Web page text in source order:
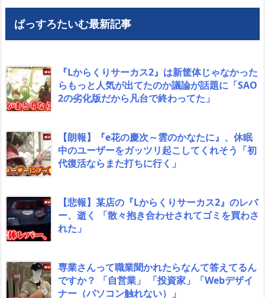
ぱっすろたいむ最新記事
『Lからくりサーカス2』は新筐体じゃなかった
らもっと人気が出てたのか議論が話題に「SAO
2の劣化版だから凡台で終わってた」
【朗報】『e花の慶次～雲のかなたに』、休眠
中のユーザーをガッツリ起こしてくれそう「初
代復活ならまた打ちに行く」
【悲報】某店の『Lからくりサーカス2』のレバ
ー、逝く 「散々抱き合わせされてゴミを買わさ
れた」
専業さんって職業聞かれたらなんて答えてるん
ですか？ 「自営業」 「投資家」「Webデザイ
ナー（パソコン触れない）」